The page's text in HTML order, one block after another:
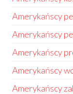
Amerykańscy
Amerykańscy
Amerykańscy
Amerykańscy
Amerykańscy